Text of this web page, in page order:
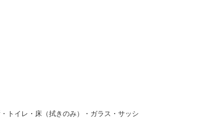
トイレ・床（拭きのみ）・ガラス・サッシ